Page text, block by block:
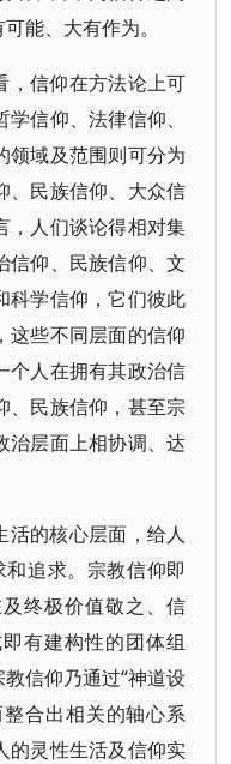
能、大有作为。
，信仰在方法论上可
信仰、法律信仰、
领域及范围则可分为
、民族信仰、大众信
，人们谈论得相对集
信仰、民族信仰、文
科学信仰，它们彼此
这些不同层面的信仰
个人在拥有其政治信
、民族信仰，甚至宗
治层面上相协调、达
活的核心层面，给人
和追求。宗教信仰即
终极价值敬之、信
有建构性的团体组
信仰乃通过“神道设
合出相关的轴心系
的灵性生活及信仰实